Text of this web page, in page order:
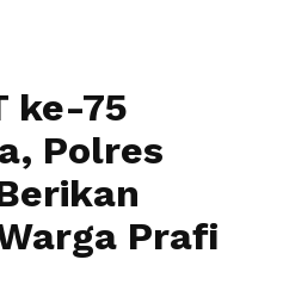
ke-75
Polres
Prafi